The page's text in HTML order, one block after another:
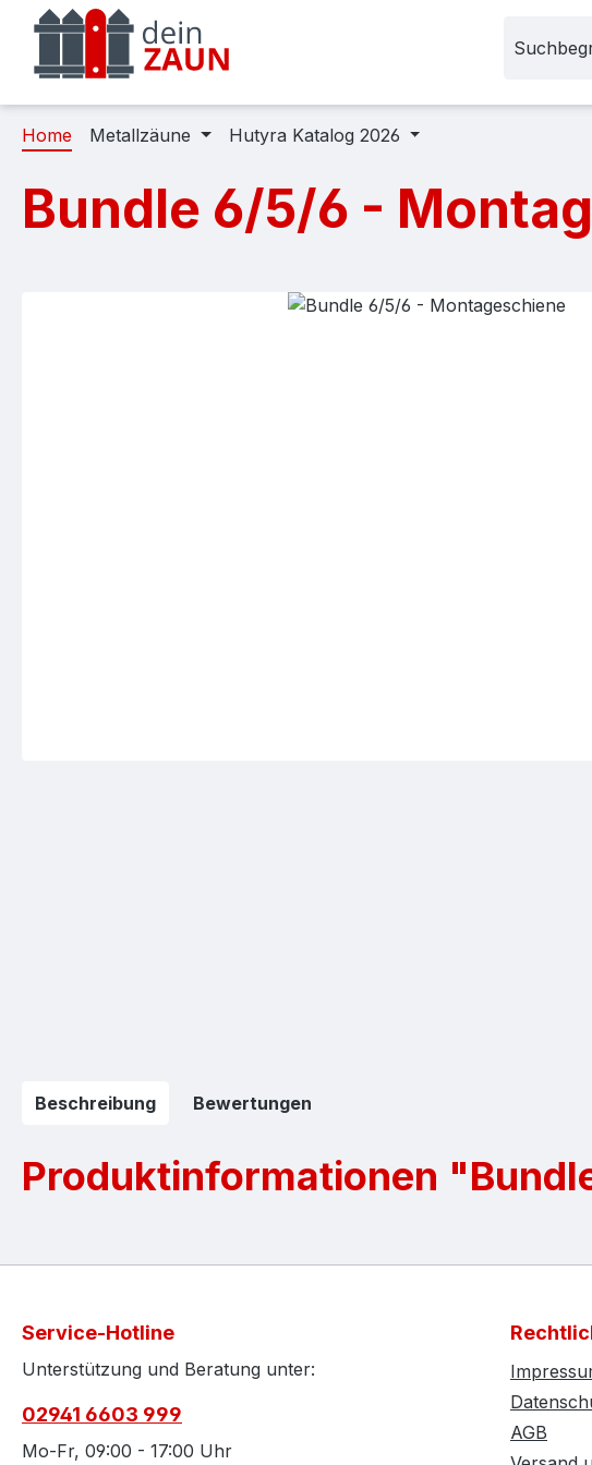
Hauptinhalt springen
Zur Suche springen
Zur Hauptnavigation springen
Home Metallzäune Hutyra Katalog 2026
Bundle 6/5/6 -
Beschreibung Bewertungen
Produktinformationen
Service-Hotline
Unterstützung und Beratung unter:
02941 6603 999
Mo-Fr, 09:00 - 17:00 Uhr
AGB